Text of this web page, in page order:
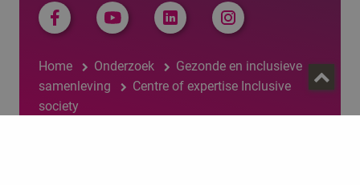
Home Onderzoek
Gezonde en inclusieve
samenleving
Centre of expertise Inclusive
society